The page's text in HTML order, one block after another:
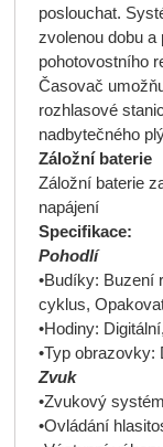
poslouchat.
zvolenou dobu a
pohotovostního
Časovač
rozhlasové
nadbytečného
Záložní baterie
Záložní baterie
napájení
Specifikace:
Pohodlí
•Budíky: Buzení
cyklus,
•Hodiny:
•Typ obrazovky:
Zvuk
•Zvukový
•Ovládání